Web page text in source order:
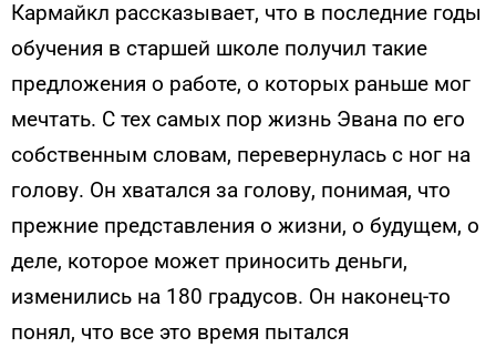
Кармайкл рассказывает, что в последние годы
обучения в старшей школе получил такие
предложения о работе, о которых раньше мог
мечтать. С тех самых пор жизнь Эвана по его
собственным словам, перевернулась с ног на
голову. Он хватался за голову, понимая, что
прежние представления о жизни, о будущем, о
деле, которое может приносить деньги,
изменились на 180 градусов. Он наконец-то
понял, что все это время пытался